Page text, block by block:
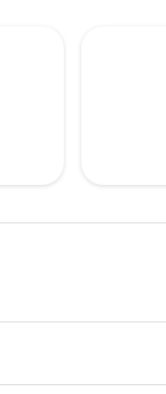
view-offers-
cmp-view-
cmp-view-
SIN–SWA: cmp-
SIN–SWA: